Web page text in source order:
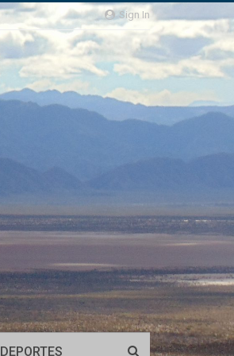
Sign In
DEPORTES